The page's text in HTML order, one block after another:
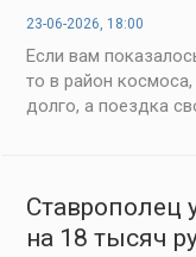
23-06-2026, 18:00
Если вам
то в район
долго, а поездка
Ставрополец
на 18 тысяч